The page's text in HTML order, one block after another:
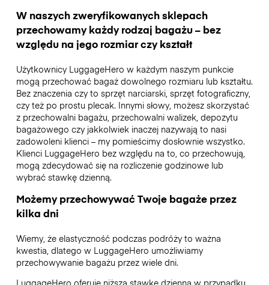
W naszych zweryfikowanych sklepach
przechowamy każdy rodzaj bagażu – bez
względu na jego rozmiar czy kształt
Użytkownicy LuggageHero w każdym naszym punkcie
mogą przechować bagaż dowolnego rozmiaru lub kształtu.
Bez znaczenia czy to sprzęt narciarski, sprzęt fotograficzny,
czy też po prostu plecak. Innymi słowy, możesz skorzystać
z przechowalni bagażu, przechowalni walizek, depozytu
bagażowego czy jakkolwiek inaczej nazywają to nasi
zadowoleni klienci – my pomieścimy dosłownie wszystko.
Klienci LuggageHero bez względu na to, co przechowują,
mogą zdecydować się na rozliczenie godzinowe lub
wybrać stawkę dzienną.
Możemy przechowywać Twoje bagaże przez
kilka dni
Wiemy, że elastyczność podczas podróży to ważna
kwestia, dlatego w LuggageHero umożliwiamy
przechowywanie bagażu przez wiele dni.